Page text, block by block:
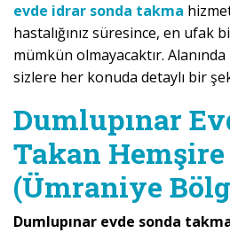
evde idrar sonda takma
hastalığınız süresince, en ufak
mümkün olmayacaktır.
sizlere her konuda detaylı bir
Dumlupınar
Takan
(Ümraniye
Dumlupınar evde sonda